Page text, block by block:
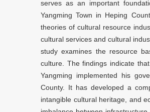
serves as an important
Yangming Town in Heping
theories of cultural resource
cultural services and cultural
study examines the resource
culture. The findings indicate
Yangming implemented his
County. It has developed a
intangible cultural heritage, and